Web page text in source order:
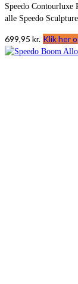
Speedo Contourluxe
alle Speedo
699,95 kr. Klik her